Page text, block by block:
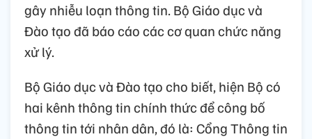
gây nhiễu loạn thông tin. Bộ Giáo dục và
Đào tạo đã báo cáo các cơ quan chức năng
xử lý.
Bộ Giáo dục và Đào tạo cho biết, hiện Bộ có
hai kênh thông tin chính thức để công bố
thông tin tới nhân dân, đó là: Cổng Thông tin